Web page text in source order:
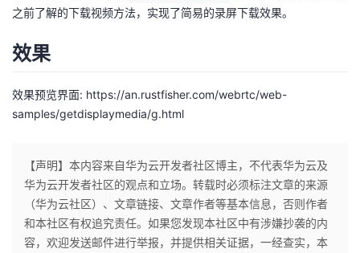
之前了解的下载视频方法，实现了简易的录屏下载效果。
效果
效果预览界面: https://an.rustfisher.com/webrtc/web-
samples/getdisplaymedia/g.html
【声明】本内容来自华为云开发者社区博主，不代表华为云及
华为云开发者社区的观点和立场。转载时必须标注文章的来源
（华为云社区）、文章链接、文章作者等基本信息，否则作者
和本社区有权追究责任。如果您发现本社区中有涉嫌抄袭的内
容，欢迎发送邮件进行举报，并提供相关证据，一经查实，本